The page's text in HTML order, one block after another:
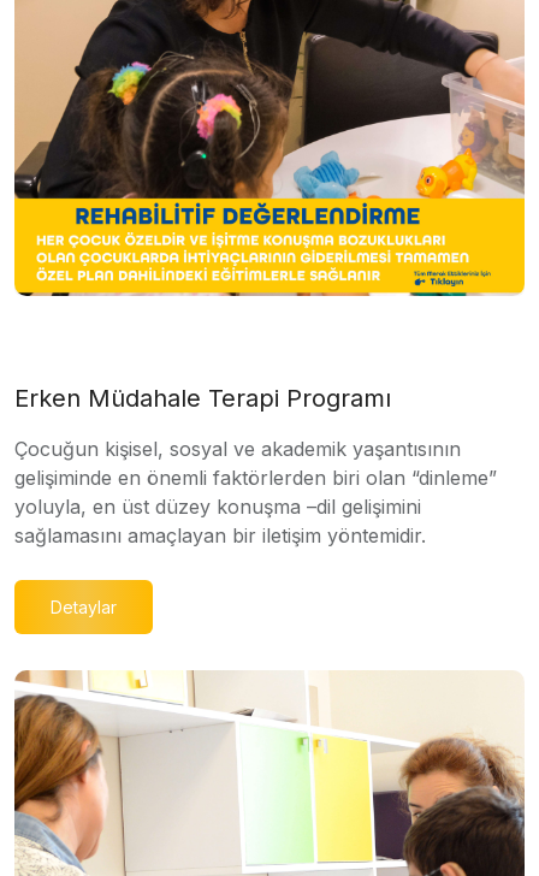
Erken Müdahale Terapi Programı
Çocuğun kişisel, sosyal ve akademik yaşantısının
gelişiminde en önemli faktörlerden biri olan “dinleme”
yoluyla, en üst düzey konuşma –dil gelişimini
sağlamasını amaçlayan bir iletişim yöntemidir.
Detaylar